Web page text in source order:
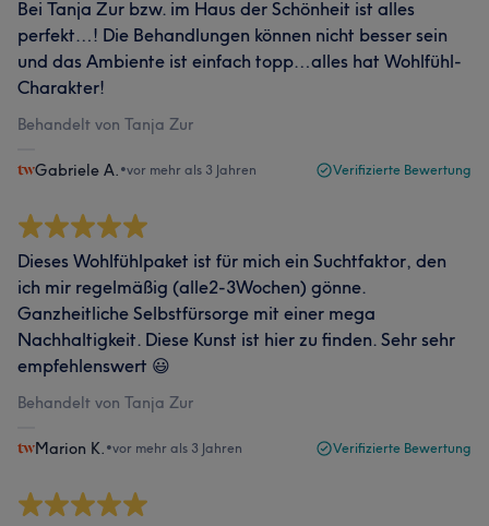
Bei Tanja Zur bzw. im Haus der Schönheit ist alles
perfekt…! Die Behandlungen können nicht besser sein
und das Ambiente ist einfach topp…alles hat Wohlfühl-
Charakter!
Behandelt von Tanja Zur
Gabriele A. •vor mehr als 3 Jahren Verifizierte Bewertung
Dieses Wohlfühlpaket ist für mich ein Suchtfaktor, den
ich mir regelmäßig (alle2-3Wochen) gönne.
Ganzheitliche Selbstfürsorge mit einer mega
Nachhaltigkeit. Diese Kunst ist hier zu finden. Sehr sehr
empfehlenswert 😃
Behandelt von Tanja Zur
Marion K. •vor mehr als 3 Jahren Verifizierte Bewertung